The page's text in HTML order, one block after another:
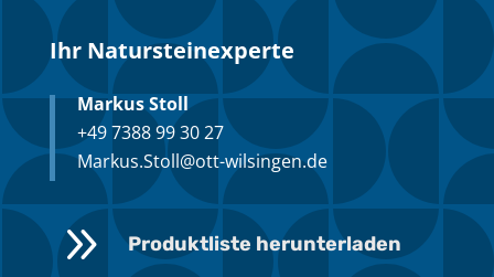
Ihr Natursteinexperte
Markus Stoll
+49 7388 99 30 27
Markus.Stoll@ott-wilsingen.de
9 Produktliste herunterladen